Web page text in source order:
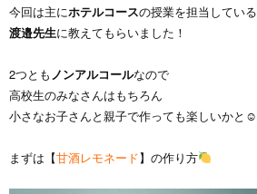
今回は主にホテルコースの授業を担当している
渡邉先生に教えてもらいました！
2つともノンアルコールなので
高校生のみなさんはもちろん
小さなお子さんと親子で作っても楽しいかと☺
まずは【甘酒レモネード】の作り方